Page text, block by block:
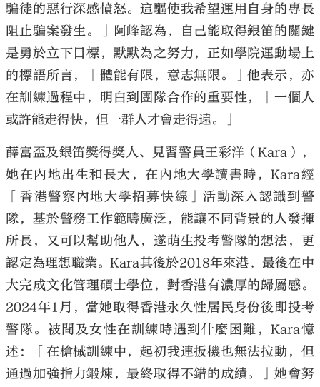
騙徒的惡行深感憤怒。這驅使我希望運用自身的專長
阻止騙案發生。」阿峰認為，自己能取得銀笛的關鍵
是勇於立下目標，默默為之努力，正如學院運動場上
的標語所言，「體能有限，意志無限。」他表示，亦
在訓練過程中，明白到團隊合作的重要性，「一個人
或許能走得快，但一群人才會走得遠。」
薛富盃及銀笛獎得獎人、見習警員王彩洋（Kara），
她在內地出生和長大，在內地大學讀書時，Kara經
「香港警察內地大學招募快線」活動深入認識到警
隊，基於警務工作範疇廣泛，能讓不同背景的人發揮
所長，又可以幫助他人，遂萌生投考警隊的想法，更
認定為理想職業。Kara其後於2018年來港，最後在中
大完成文化管理碩士學位，對香港有濃厚的歸屬感。
2024年1月，當她取得香港永久性居民身份後即投考
警隊。被問及女性在訓練時遇到什麼困難，Kara憶
述：「在槍械訓練中，起初我連扳機也無法拉動，但
通過加強指力鍛煉，最終取得不錯的成績。」她會努